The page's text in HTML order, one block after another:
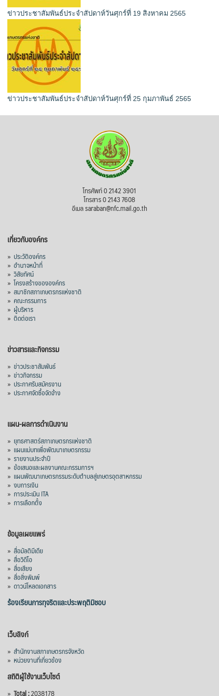
ข่าวประชาสัมพันธ์ประจำสัปดาห์วันศุกร์ที่ 19 สิงหาคม 2565
ข่าวประชาสัมพันธ์ประจำสัปดาห์วันศุกร์ที่ 25 กุมภาพันธ์ 2565
โทรศัพท์ 0 2142 3901
โทรสาร 0 2143 7608
อีเมล saraban@nfc.mail.go.th
เกี่ยวกับองค์กร
» ประวัติองค์กร
» อำนาจหน้าที่
» วิสัยทัศน์
» โครงสร้างขององค์กร
» สมาชิกสภาเกษตรกรแห่งชาติ
» คณะกรรมการ
» ผู้บริหาร
» ติดต่อเรา
ข่าวสารและกิจกรรม
» ข่าวประชาสัมพันธ์
» ข่าวกิจกรรม
» ประกาศรับสมัครงาน
» ประกาศจัดซื้อจัดจ้าง
แผน-ผลการดำเนินงาน
» ยุทธศาสตร์สภาเกษตรกรแห่งชาติ
» แผนแม่บทเพื่อพัฒนาเกษตรกรรม
» รายงานประจำปี
» ข้อเสนอและผลงานคณะกรรมการฯ
» แผนพัฒนาเกษตรกรรมระดับตำบลสู่เกษตรอุตสาหกรรม
» งบการเงิน
» การประเมิน ITA
» การเลือกตั้ง
ข้อมูลเผยแพร่
» สื่อมัลติมีเดีย
» สื่อวิดีโอ
» สื่อเสียง
» สื่อสิ่งพิมพ์
» ดาวน์โหลดเอกสาร
ร้องเรียนการทุจริตและประพฤติมิชอบ
เว็บลิงก์
» สำนักงานสภาเกษตรกรจังหวัด
» หน่วยงานที่เกี่ยวข้อง
สถิติผู้ใช้งานเว็บไซต์
» Total :2038178